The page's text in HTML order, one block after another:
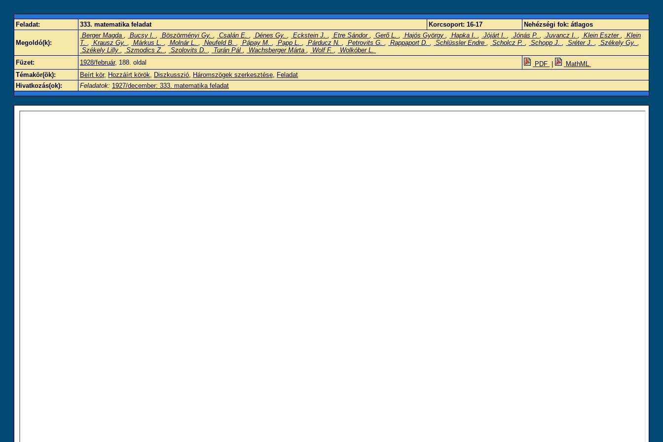
Feladat: 333. matematika feladat Korcsoport: 16-17 Nehézségi fok: átlagos
Megoldó(k):
Berger Magda , Bucsy I. , Böszörményi Gy. , Csalán E. , Dénes Gy. , Eckstein J. , Etre Sándor , Gerő L. , Hajós György , Hapka I. , Jójárt I. , Jónás P. , Juvancz I. , Klein Eszter ,
Klein
T. , Krausz Gy. , Márkus L. , Molnár L. , Neufeld B. , Pápay M. , Papp L. , Párducz N. , Petrovits G. , Rappaport D. , Schlüssler Endre , Scholcz P. , Schopp J. , Sréter J. , Székely Gy. ,
Székely Lilly , Szmodics Z. , Szolovits D. , Turán Pál , Wachsberger Márta , Wolf F. ,
Wolkóber L.
Füzet:
1928/február, 188. oldal PDF
MathML
Témakör(ök):
Beírt kör, Hozzáírt körök, Diszkusszió, Háromszögek szerkesztése, Feladat
Hivatkozás(ok):
Feladatok: 1927/december: 333. matematika feladat